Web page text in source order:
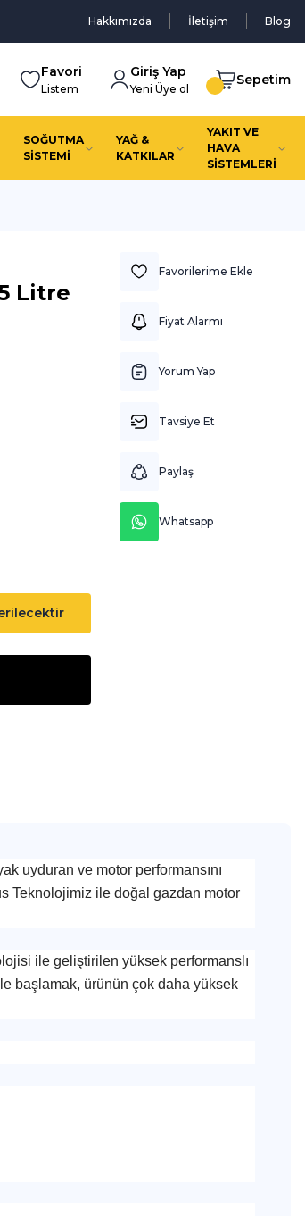
Hakkımızda İletişim Blog
Favori
Listem
Giriş Yap
Yeni Üye ol
Sepetim
SOĞUTMA
SİSTEMİ
YAĞ &
KATKILAR
YAKIT VE
HAVA
SİSTEMLERİ
Litre
Fiyat Alarmı
Yorum Yap
Tavsiye Et
Paylaş
Whatsapp
uyduran ve motor performansını
Teknolojimiz ile doğal gazdan motor
ile geliştirilen yüksek performanslı
başlamak, ürünün çok daha yüksek